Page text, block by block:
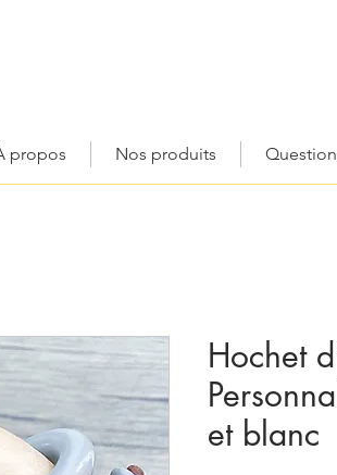
propos Nos produits
Hochet
et blanc